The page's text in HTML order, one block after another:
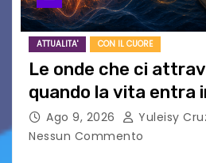
ATTUALITA' CON IL CUORE
Le onde che ci
quando la vita entra
Ago 9, 2026
Yuleisy
Nessun Commento